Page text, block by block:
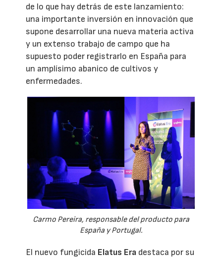
de lo que hay detrás de este lanzamiento:
una importante inversión en innovación que
supone desarrollar una nueva materia activa
y un extenso trabajo de campo que ha
supuesto poder registrarlo en España para
un amplísimo abanico de cultivos y
enfermedades.
Carmo Pereira, responsable del producto para
España y Portugal.
El nuevo fungicida Elatus Era destaca por su